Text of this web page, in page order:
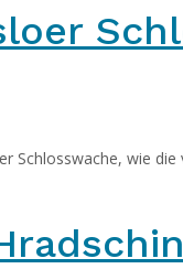
Schlosswache, wie die